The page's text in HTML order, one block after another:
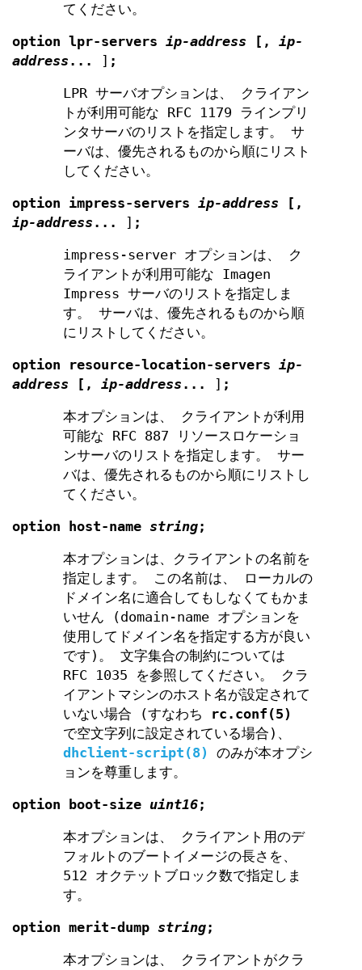
てください。
option lpr-servers ip-address [ ,
ip-
address ... ] ;
LPR サーバオプションは、 クライアン
トが利用可能な RFC 1179 ラインプリ
ンタサーバのリストを指定します。 サ
ーバは、優先されるものから順にリスト
してください。
option impress-servers ip-address [ ,
ip-address ... ] ;
impress-server オプションは、 ク
ライアントが利用可能な Imagen
Impress サーバのリストを指定しま
す。 サーバは、優先されるものから順
にリストしてください。
option resource-location-servers ip-
address [ , ip-address ... ] ;
本オプションは、 クライアントが利用
可能な RFC 887 リソースロケーショ
ンサーバのリストを指定します。 サー
バは、優先されるものから順にリストし
てください。
option host-name string;
本オプションは、クライアントの名前を
指定します。 この名前は、 ローカルの
ドメイン名に適合してもしなくてもかま
いせん (domain-name オプションを
使用してドメイン名を指定する方が良い
です)。 文字集合の制約については
RFC 1035 を参照してください。 クラ
イアントマシンのホスト名が設定されて
いない場合 (すなわち rc.conf(5)
で空文字列に設定されている場合)、
dhclient-script(8)
のみが本オプシ
ョンを尊重します。
option boot-size uint16;
本オプションは、 クライアント用のデ
フォルトのブートイメージの長さを、
512 オクテットブロック数で指定しま
す。
option merit-dump string;
本オプションは、 クライアントがクラ